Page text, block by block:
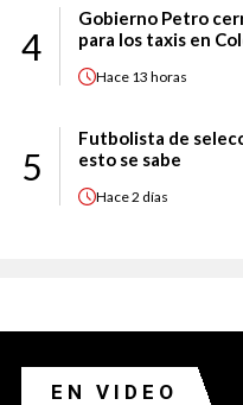
4
Gobierno Petro
para los taxis en
Hace 13 horas
5
Futbolista de
esto se sabe
Hace2 días
EN VIDEO